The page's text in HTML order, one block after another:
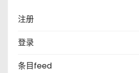
注册
登录
条目feed